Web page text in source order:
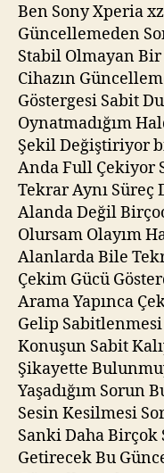
Ben Sony Xperia
Güncellemeden
Stabil Olmayan Bir
Cihazın
Göstergesi Sabit
Oynatmadığım
Şekil Değiştiriyor
Anda Full Çekiyor
Tekrar Aynı Süreç
Alanda Değil
Olursam Olayım
Alanlarda Bile
Çekim Gücü
Arama Yapınca
Gelip Sabitlenmesi
Konuşun Sabit
Şikayette
Yaşadığım Sorun
Sesin Kesilmesi
Sanki Daha
Getirecek Bu